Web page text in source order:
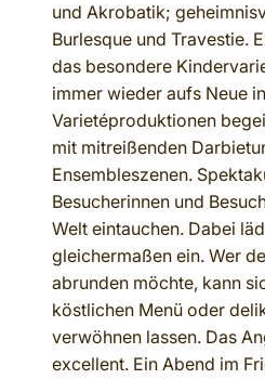
und Akrobatik;
Burlesque und Travestie.
das besondere
immer wieder aufs Neue
Varietéproduktionen
mit mitreißenden
Ensembleszenen.
Besucherinnen und
Welt eintauchen. Dabei
gleichermaßen ein. Wer
abrunden möchte, kann
köstlichen Menü oder
verwöhnen lassen. Das
excellent. Ein Abend im